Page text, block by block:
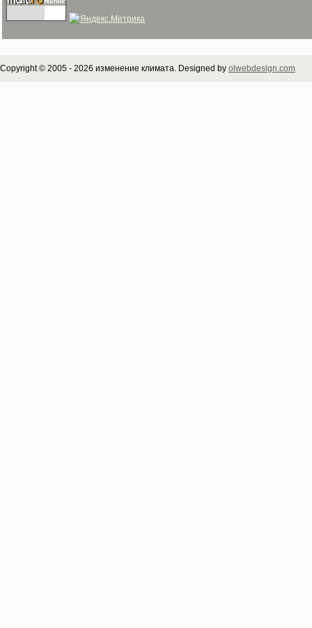
Copyright © 2005 - 2026 изменение климата. Designed by olwebdesign.com